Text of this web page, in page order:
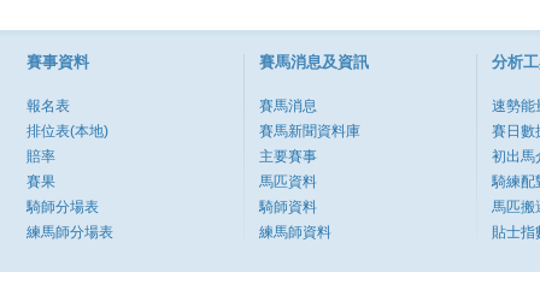
賽事資料
報名表
排位表(本地)
賠率
賽果
騎師分場表
練馬師分場表
賽馬消息及資訊
賽馬消息
賽馬新聞資料庫
主要賽事
馬匹資料
騎師資料
練馬師資料
分析
速勢能
賽日數
初出馬
騎練配
馬匹搬
貼士指